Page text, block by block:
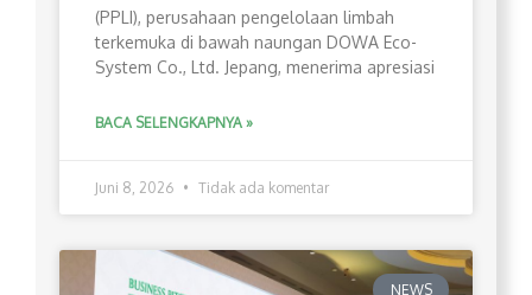
(PPLI), perusahaan pengelolaan limbah
terkemuka di bawah naungan DOWA Eco-
System Co., Ltd. Jepang, menerima apresiasi
BACA SELENGKAPNYA »
Juni 8, 2026 Tidak ada komentar
NEWS